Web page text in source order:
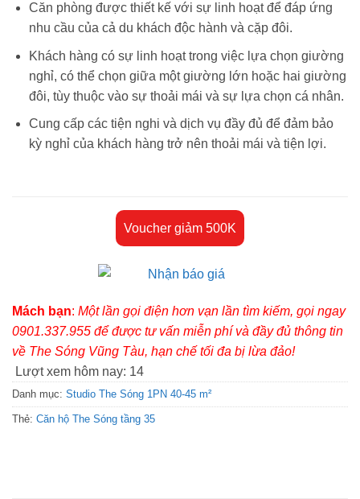
Căn phòng được thiết kế với sự linh hoạt để đáp ứng
nhu cầu của cả du khách độc hành và cặp đôi.
Khách hàng có sự linh hoạt trong việc lựa chọn giường
nghỉ, có thể chọn giữa một giường lớn hoặc hai giường
đôi, tùy thuộc vào sự thoải mái và sự lựa chọn cá nhân.
Cung cấp các tiện nghi và dịch vụ đầy đủ để đảm bảo
kỳ nghỉ của khách hàng trở nên thoải mái và tiện lợi.
Voucher giảm 500K
Mách bạn: Một lần gọi điện hơn vạn lần tìm kiếm, gọi ngay
0901.337.955 để được tư vấn miễn phí và đầy đủ thông tin
về The Sóng Vũng Tàu, hạn chế tối đa bị lừa đảo!
Lượt xem hôm nay: 14
Danh mục: Studio The Sóng 1PN 40-45 m²
Thẻ: Căn hộ The Sóng tầng 35